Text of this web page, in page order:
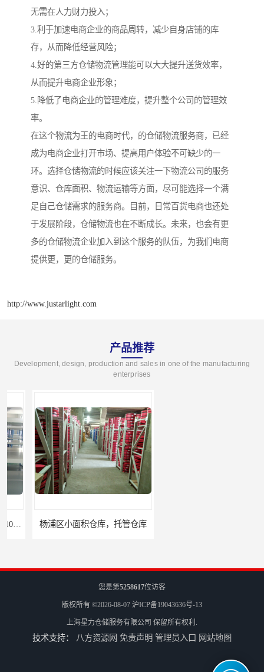
无需在人力财力投入；
3.利于加速电商企业的商品周转，减少自身店铺的库
存，从而降低经营风险；
4.好的第三方仓储物流管理能可以大大提升送货效率，
从而提升电商企业形象；
5.降低了电商企业的管理难度，提升整个公司的管理效
率。
在这个物流为王的电商时代，的仓储物流服务商，已经
成为电商企业打开市场、提高用户体验不可缺少的一
环。选择仓储物流的时候应该关注一下物流公司的服务
意识、仓库面积、物流运输等方面，尽可能选择一个满
足自己仓储需求的服务商。目前，日常百货电商也还处
于发展阶段，仓储物流也在不断成长。未来，也会有更
多的仓储物流企业加入到这个服务的队伍，为我们电商
提供更，更的仓储服务。
http://www.justarlight.com
产品推荐
Development, design, production and sales in one of the manufacturing
enterprises
杨浦区小面积仓库，托管仓库
您是第5258617位访客
版权所有 ©2026-08-07 沪ICP备19043636号-13
上海星力仓储服务有限公司 保留所有权利.
技术支持： 八方资源网 免责声明 管理员入口 网站地图